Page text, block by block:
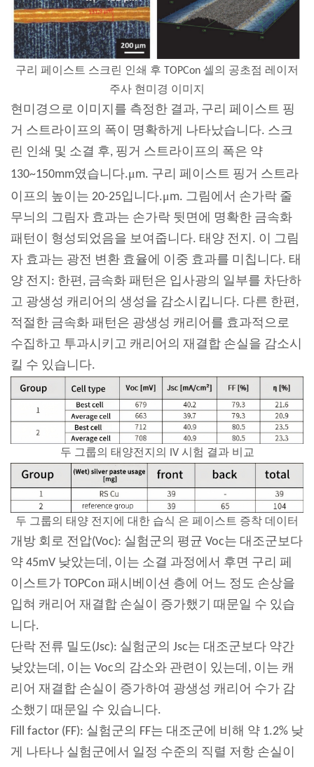
구리 페이스트 스크린 인쇄 후 TOPCon 셀의 공초점 레이저
주사 현미경 이미지
현미경으로 이미지를 측정한 결과, 구리 페이스트 핑
거 스트라이프의 폭이 명확하게 나타났습니다. 스크
린 인쇄 및 소결 후, 핑거 스트라이프의 폭은 약
130~150mm였습니다.μm. 구리 페이스트 핑거 스트라
이프의 높이는 20-25입니다.μm. 그림에서 손가락 줄
무늬의 그림자 효과는 손가락 뒷면에 명확한 금속화
패턴이 형성되었음을 보여줍니다. 태양 전지 . 이 그림
자 효과는 광전 변환 효율에 이중 효과를 미칩니다. 태
양 전지 : 한편, 금속화 패턴은 입사광의 일부를 차단하
고 광생성 캐리어의 생성을 감소시킵니다. 다른 한편,
적절한 금속화 패턴은 광생성 캐리어를 효과적으로
수집하고 투과시키고 캐리어의 재결합 손실을 감소시
킬 수 있습니다.
두 그룹의 태양전지의 IV 시험 결과 비교
두 그룹의 태양 전지에 대한 습식 은 페이스트 증착 데이터
개방 회로 전압(Voc): 실험군의 평균 Voc는 대조군보다
약 45mV 낮았는데, 이는 소결 과정에서 후면 구리 페
이스트가 TOPCon 패시베이션 층에 어느 정도 손상을
입혀 캐리어 재결합 손실이 증가했기 때문일 수 있습
니다.
단락 전류 밀도(Jsc): 실험군의 Jsc는 대조군보다 약간
낮았는데, 이는 Voc의 감소와 관련이 있는데, 이는 캐
리어 재결합 손실이 증가하여 광생성 캐리어 수가 감
소했기 때문일 수 있습니다.
Fill factor (FF): 실험군의 FF는 대조군에 비해 약 1.2% 낮
게 나타나 실험군에서 일정 수준의 직렬 저항 손실이